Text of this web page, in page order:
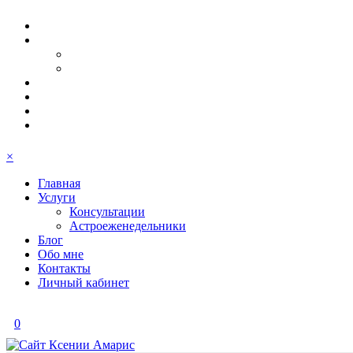
×
Главная
Услуги
Консультации
Астроеженедельники
Блог
Обо мне
Контакты
Личный кабинет
0